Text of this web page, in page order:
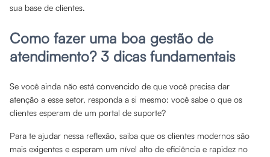
sua base de clientes.
Como fazer uma boa gestão de
atendimento? 3 dicas fundamentais
Se você ainda não está convencido de que você precisa dar
atenção a esse setor, responda a si mesmo: você sabe o que os
clientes esperam de um portal de suporte?
Para te ajudar nessa reflexão, saiba que os clientes modernos são
mais exigentes e esperam um nível alto de eficiência e rapidez no